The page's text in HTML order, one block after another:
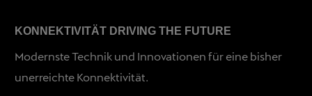
KONNEKTIVITÄT DRIVING THE FUTURE
Modernste Technik und Innovationen für eine bisher
unerreichte Konnektivität.